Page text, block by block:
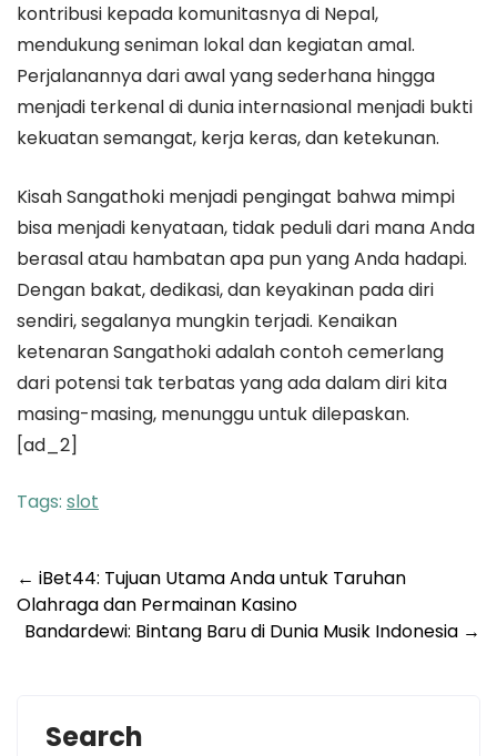
kontribusi kepada komunitasnya di Nepal,
mendukung seniman lokal dan kegiatan amal.
Perjalanannya dari awal yang sederhana hingga
menjadi terkenal di dunia internasional menjadi bukti
kekuatan semangat, kerja keras, dan ketekunan.
Kisah Sangathoki menjadi pengingat bahwa mimpi
bisa menjadi kenyataan, tidak peduli dari mana Anda
berasal atau hambatan apa pun yang Anda hadapi.
Dengan bakat, dedikasi, dan keyakinan pada diri
sendiri, segalanya mungkin terjadi. Kenaikan
ketenaran Sangathoki adalah contoh cemerlang
dari potensi tak terbatas yang ada dalam diri kita
masing-masing, menunggu untuk dilepaskan.
[ad_2]
Tags: slot
Post
navigation
← iBet44: Tujuan Utama Anda untuk Taruhan
Olahraga dan Permainan Kasino
Bandardewi: Bintang Baru di Dunia Musik Indonesia →
Search